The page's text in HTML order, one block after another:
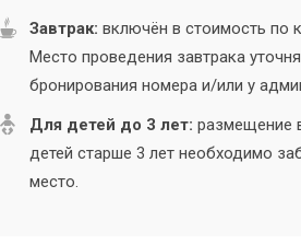
Завтрак: включён в стоимость по
Место проведения завтрака
бронирования номера и/или у
Для детей до 3 лет: размещение
детей старше 3 лет необходимо
место.